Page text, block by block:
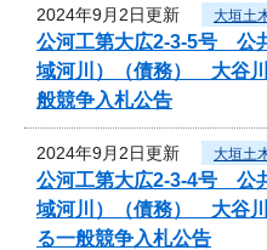
2024年9月2日更新 大垣土
公河工第大広2-3-5号 公
域河川）（債務） 大谷
般競争入札公告
2024年9月2日更新 大垣土
公河工第大広2-3-4号 公
域河川）（債務） 大谷
る一般競争入札公告